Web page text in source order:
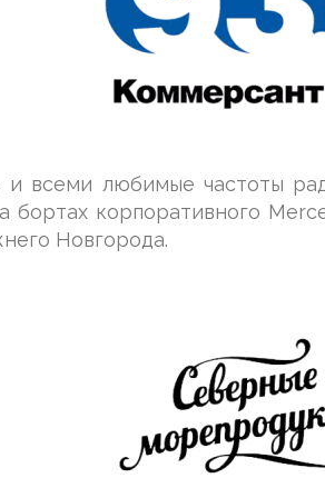
и всеми любимые частоты
бортах корпоративного
Новгорода.